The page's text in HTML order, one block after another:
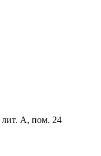
лит. А, пом. 24